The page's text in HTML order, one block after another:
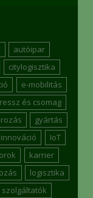
autóipar
citylogisztika
e-mobilitás
és csomag
gyártás
innováció
IoT
karrier
logisztika